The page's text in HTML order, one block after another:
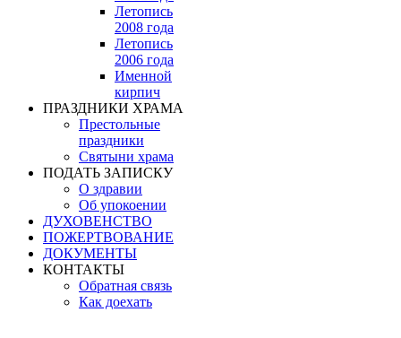
Летопись
2008 года
Летопись
2006 года
Именной
кирпич
ПРАЗДНИКИ ХРАМА
Престольные
праздники
Святыни храма
ПОДАТЬ ЗАПИСКУ
О здравии
Об упокоении
ДУХОВЕНСТВО
ПОЖЕРТВОВАНИЕ
ДОКУМЕНТЫ
КОНТАКТЫ
Обратная связь
Как доехать